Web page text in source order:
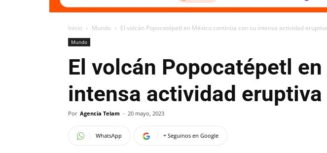
Inicio Mundo El volcán Popocatépetl en México continúa con su intensa actividad eruptiva
Mundo
El volcán Popocatépetl
intensa actividad eruptiva
Por Agencia Telam - 20 mayo, 2023
WhatsApp + Seguinos en Google